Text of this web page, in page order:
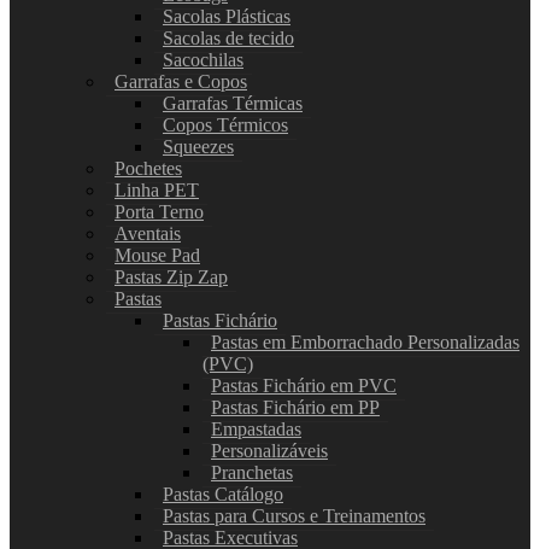
Sacolas Plásticas
Sacolas de tecido
Sacochilas
Garrafas e Copos
Garrafas Térmicas
Copos Térmicos
Squeezes
Pochetes
Linha PET
Porta Terno
Aventais
Mouse Pad
Pastas Zip Zap
Pastas
Pastas Fichário
Pastas em Emborrachado Personalizadas
(PVC)
Pastas Fichário em PVC
Pastas Fichário em PP
Empastadas
Personalizáveis
Pranchetas
Pastas Catálogo
Pastas para Cursos e Treinamentos
Pastas Executivas